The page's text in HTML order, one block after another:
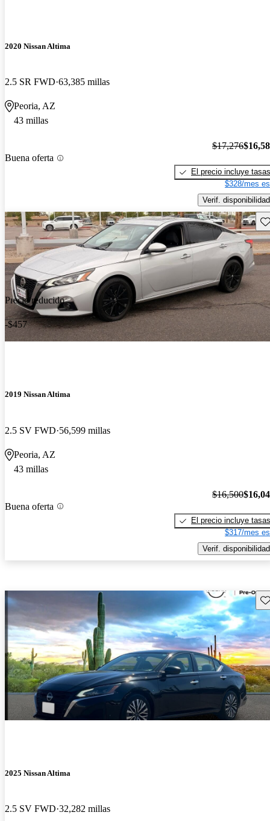
2020 Nissan Altima
2.5 SR FWD 63,385 millas
Peoria, AZ
43 millas
Buena oferta
$17,276
El precio incluye tasas
$328/mes
Verif. disponibilidad
Precio reducido
-$457
2019 Nissan Altima
2.5 SV FWD 56,599 millas
Peoria, AZ
43 millas
Buena oferta
$16,500
El precio incluye tasas
$317/mes
Verif. disponibilidad
2025 Nissan Altima
2.5 SV FWD 32,282 millas